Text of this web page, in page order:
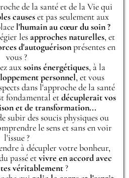
de la santé et de la Vie qui
causeset pas seulement aux
l'humain au cœur du soin ?
lesapproches naturelles, et
d'autoguérisonprésentes en
vous ?
auxsoins énergétiques, à la
personnel, et vous
dans l'approche de la santé
fondamental etdécuplerait vos
et de transformation...
subir des soucis physiques ou
le sens et sans en voir
l'issue ?
à décupler votre bonheur,
passé etvivre en accord avec
véritablement ?